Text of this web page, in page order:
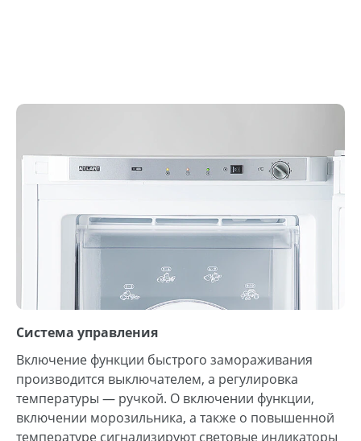
Система управления
Включение функции быстрого замораживания
производится выключателем, а регулировка
температуры — ручкой. О включении функции,
включении морозильника, а также о повышенной
температуре сигнализируют световые индикаторы